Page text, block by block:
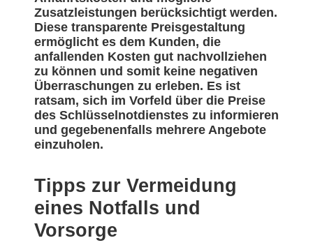
Zusatzleistungen berücksichtigt werden.
Diese transparente Preisgestaltung
ermöglicht es dem Kunden, die
anfallenden Kosten gut nachvollziehen
zu können und somit keine negativen
Überraschungen zu erleben. Es ist
ratsam, sich im Vorfeld über die Preise
des Schlüsselnotdienstes zu informieren
und gegebenenfalls mehrere Angebote
einzuholen.
Tipps zur Vermeidung
eines Notfalls und
Vorsorge